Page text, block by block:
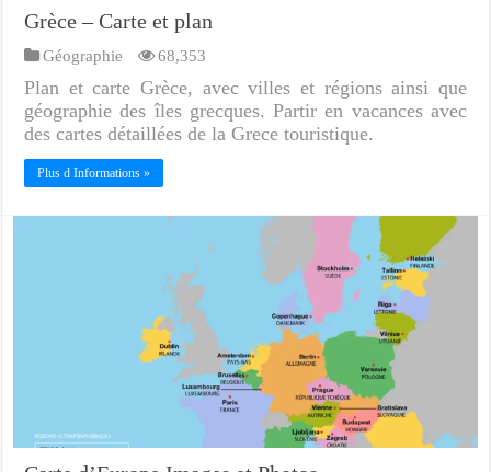
Grèce – Carte et plan
Géographie 68,353
Plan et carte Grèce, avec villes et régions ainsi que
géographie des îles grecques. Partir en vacances avec
des cartes détaillées de la Grece touristique.
Plus d Informations »